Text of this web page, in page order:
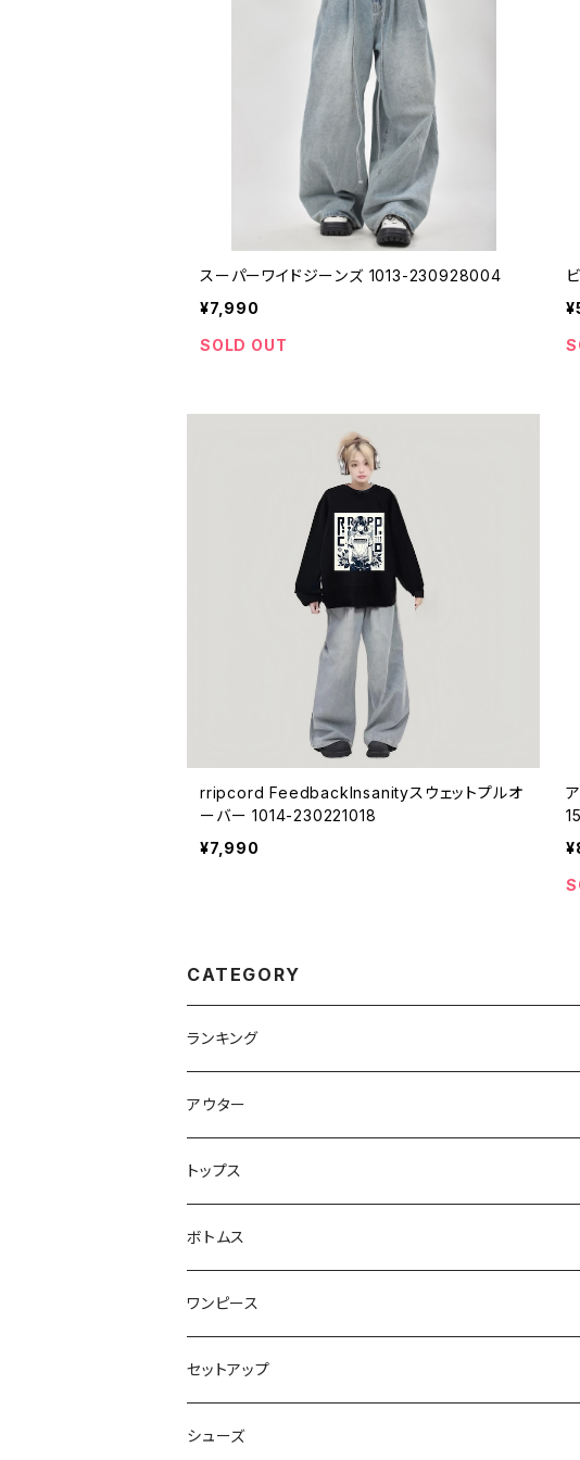
スーパーワイドジーンズ 1013-230928004
¥7,990
SOLD OUT
rripcord FeedbackInsanityスウェットプルオ
ーバー 1014-230221018
¥7,990
CATEGORY
ランキング
アウター
ジャケット・コート
トップス
スウェット・パーカー
カーディガン
ニット・セーター
ベスト
ボトムス
スカート
パンツ
ワンピース
セットアップ
シューズ